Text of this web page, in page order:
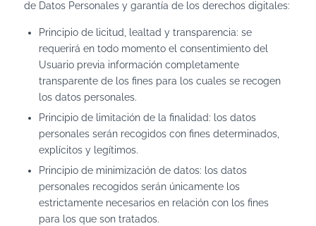
de Datos Personales y garantía de los derechos digitales:
Principio de licitud, lealtad y transparencia: se
requerirá en todo momento el consentimiento del
Usuario previa información completamente
transparente de los fines para los cuales se recogen
los datos personales.
Principio de limitación de la finalidad: los datos
personales serán recogidos con fines determinados,
explícitos y legítimos.
Principio de minimización de datos: los datos
personales recogidos serán únicamente los
estrictamente necesarios en relación con los fines
para los que son tratados.